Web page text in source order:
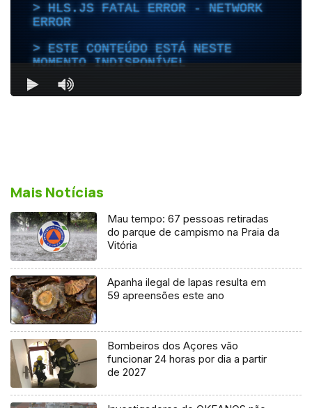
Mais Notícias
Mau tempo: 67 pessoas retiradas
do parque de campismo na Praia da
Vitória
Apanha ilegal de lapas resulta em
59 apreensões este ano
Bombeiros dos Açores vão
funcionar 24 horas por dia a partir
de 2027